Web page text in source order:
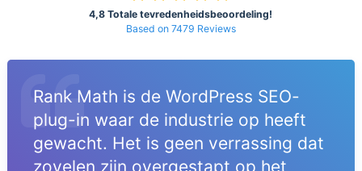
4,8 Totale tevredenheidsbeoordeling!
Based on 7479 Reviews
Rank Math is de WordPress SEO-
plug-in waar de industrie op heeft
gewacht. Het is geen verrassing dat
zovelen zijn overgestapt op het